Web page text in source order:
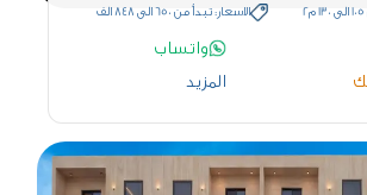
الاسعار: تبدأ من 650 الى 848 الف
واتساب
المزيد